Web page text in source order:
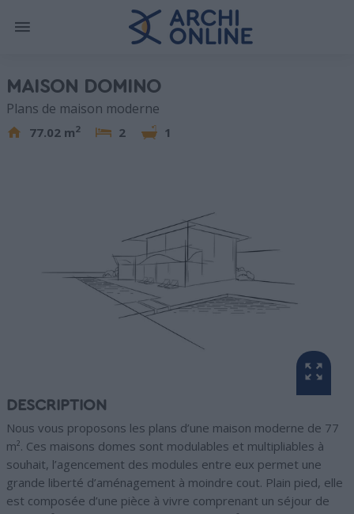
MAISON DOMINO
Plans de maison moderne
77.02 m2 2 1
DESCRIPTION
Nous vous proposons les plans d’une maison moderne de 77
m². Ces maisons domes sont modulables et multipliables à
souhait, l’agencement des modules entre eux permet une
grande liberté d’aménagement à moindre cout. Plain pied, elle
est composée d’une pièce à vivre comprenant un séjour de